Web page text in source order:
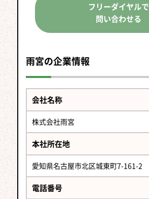
フリーダイヤルで
問い合わせる
雨宮の企業情報
会社名称
株式会社雨宮
本社所在地
愛知県名古屋市北区城東町7-161-2
電話番号